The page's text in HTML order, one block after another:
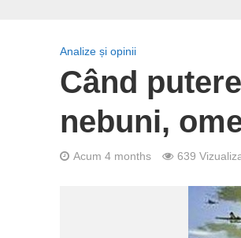
Analize și opinii
Când
nebuni,
Acum 4 months 639